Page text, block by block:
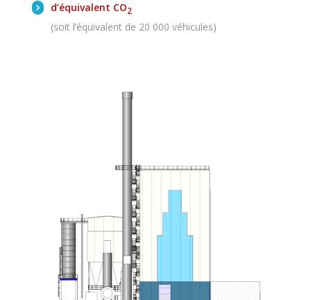
d’équivalent CO2
(soit l’équivalent de 20 000 véhicules)